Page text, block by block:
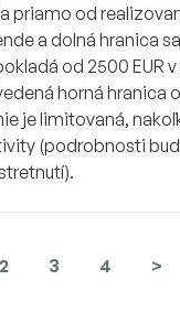
priamo od
a dolná hranica
od 2500 EUR
horná hranica
je limitovaná,
(podrobnosti
2 3 4 >